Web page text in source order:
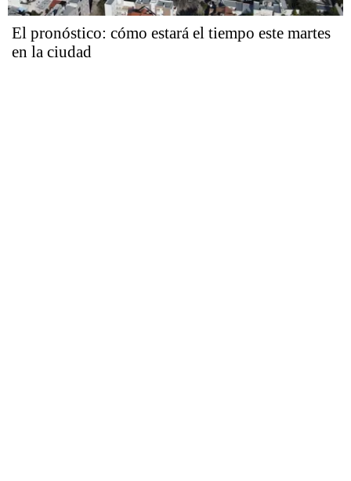
El pronóstico: cómo estará el tiempo este martes
en la ciudad